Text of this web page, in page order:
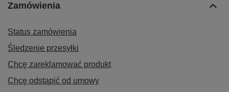
Zamówienia
Status zamówienia
Śledzenie przesyłki
Chcę zareklamować produkt
Chcę odstąpić od umowy